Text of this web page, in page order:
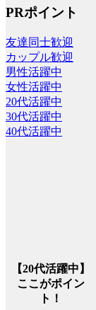
PRポイント
友達同士歓迎
カップル歓迎
男性活躍中
女性活躍中
20代活躍中
30代活躍中
40代活躍中
【20代活躍中】
ここがポイン
ト！